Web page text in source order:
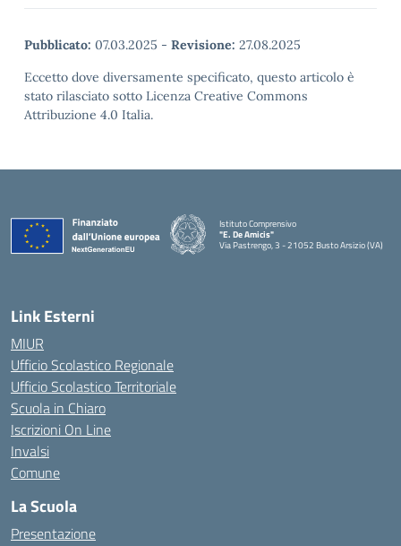
Pubblicato: 07.03.2025 - Revisione: 27.08.2025
Eccetto dove diversamente specificato, questo articolo è
stato rilasciato sotto Licenza Creative Commons
Attribuzione 4.0 Italia.
Istituto Comprensivo
"E. De Amicis"
Via Pastrengo, 3 - 21052 Busto Arsizio (VA)
Link Esterni
MIUR
Ufficio Scolastico Regionale
Ufficio Scolastico Territoriale
Scuola in Chiaro
Iscrizioni On Line
Invalsi
Comune
La Scuola
Presentazione